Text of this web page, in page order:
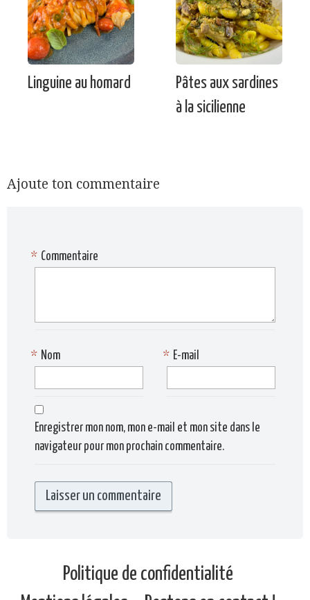
Linguine au homard
Pâtes aux sardines
à la sicilienne
Ajoute ton commentaire
Commentaire
*
Nom
* E-mail
*
Enregistrer mon nom, mon e-mail et mon site dans le
navigateur pour mon prochain commentaire.
Politique de confidentialité